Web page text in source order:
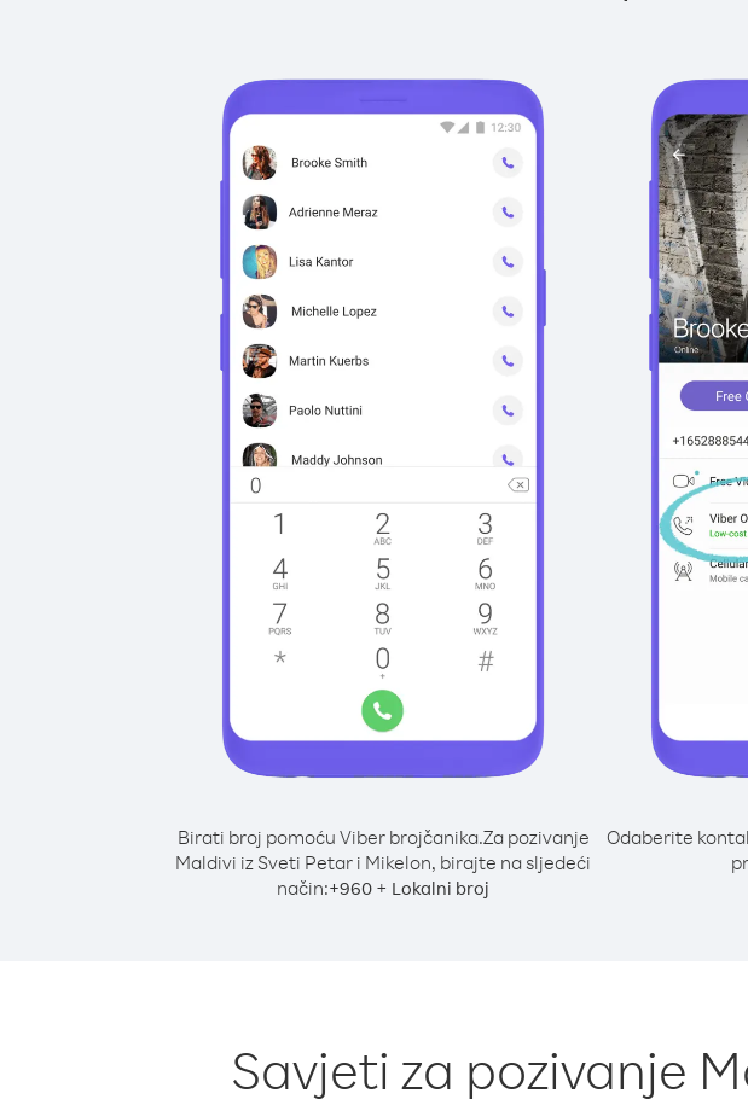
Birati broj pomoću Viber brojčanika.Za pozivanje
Maldivi iz Sveti Petar i Mikelon, birajte na sljedeći
način:+960 + Lokalni broj
Odaberite
Savjeti za pozivanje